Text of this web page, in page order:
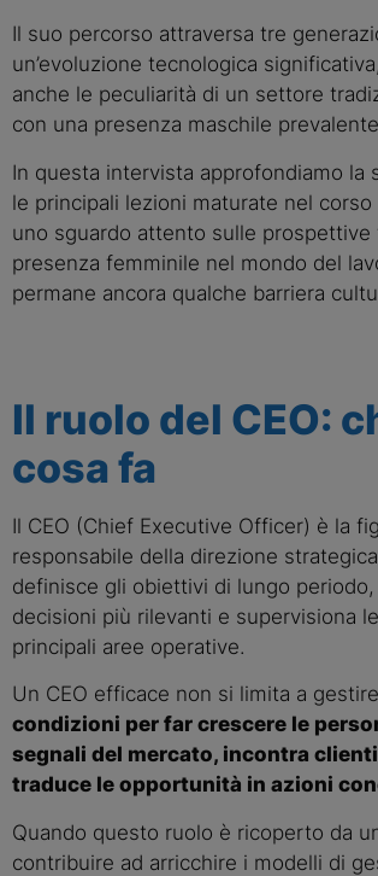
Il suo percorso attraversa tre
un’evoluzione tecnologica
anche le peculiarità di un settore
con una presenza maschile
In questa intervista approfondiamo la
le principali lezioni maturate nel corso
uno sguardo attento sulle prospettive
presenza femminile nel mondo del
permane ancora qualche barriera
Il ruolo del CEO:
cosa fa
Il CEO (Chief Executive Officer) è la
responsabile della direzione strategica
definisce gli obiettivi di lungo
decisioni più rilevanti e supervisiona
principali aree operative.
Un CEO efficace non si limita a
condizioni per far crescere le
segnali del mercato, incontra
traduce le opportunità in azioni
Quando questo ruolo è ricoperto da
contribuire ad arricchire i modelli di